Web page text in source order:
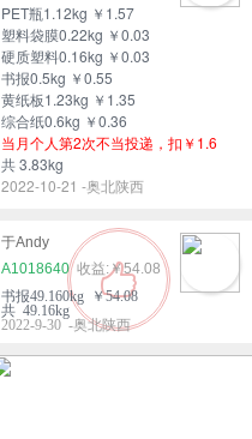
PET瓶1.12kg ￥1.57
塑料袋膜0.22kg ￥0.03
硬质塑料0.16kg ￥0.03
书报0.5kg ￥0.55
黄纸板1.23kg ￥1.35
综合纸0.6kg ￥0.36
当月个人第2次不当投递，扣￥1.6
共 3.83kg
2022-10-21 -奥北陕西
于Andy
A1018640
￥54.08
书报49.160kg ￥54.08
共 49.16kg
2022-9-30 -奥北陕西